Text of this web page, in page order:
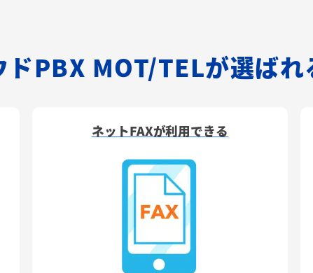
ドPBX MOT/TELが選ばれ
ネットFAXが利用できる